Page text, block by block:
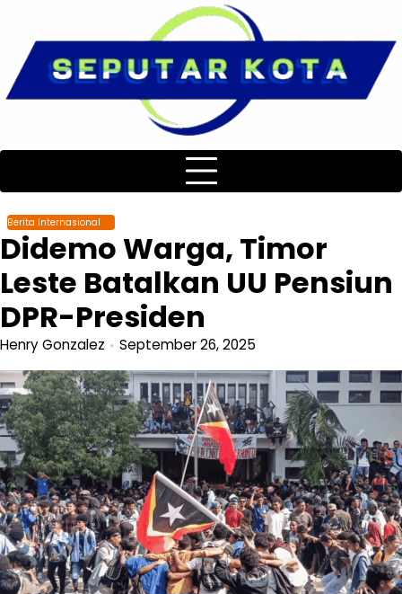
content
Berita Internasional
Didemo Warga, Timor
Leste Batalkan UU Pensiun
DPR-Presiden
Henry Gonzalez September 26, 2025